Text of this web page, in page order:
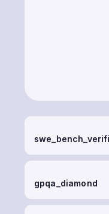
gpqa_diamond